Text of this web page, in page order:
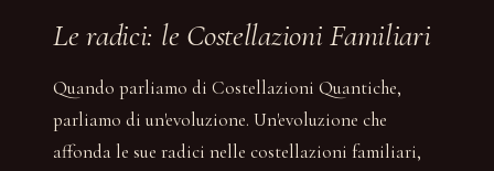
Le radici: le Costellazioni Familiari
Quando parliamo di Costellazioni Quantiche,
parliamo di un'evoluzione. Un'evoluzione che
affonda le sue radici nelle costellazioni familiari,